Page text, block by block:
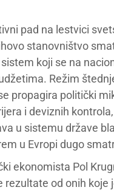
pad na lestvici
stanovništvo
koji se na
Režim
propagira politički
i deviznih
u sistemu države
u Evropi dugo
ekonomista Pol
od onih